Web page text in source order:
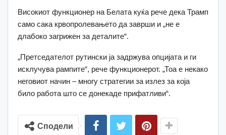
Високиот функционер на Белата куќа рече дека Трамп
само сака крвопролевањето да заврши и „не е
длабоко загрижен за деталите“.
„Претседателот рутински ја задржува опцијата и ги
исклучува рампите“, рече функционерот. „Тоа е некако
неговиот начин – многу стратегии за излез за која
било работа што се донекаде прифатливи“.
Сподели